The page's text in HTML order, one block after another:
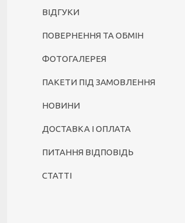
ВІДГУКИ
ПОВЕРНЕННЯ ТА ОБМІН
ФОТОГАЛЕРЕЯ
ПАКЕТИ ПІД ЗАМОВЛЕННЯ
НОВИНИ
ДОСТАВКА І ОПЛАТА
ПИТАННЯ ВІДПОВІДЬ
СТАТТІ